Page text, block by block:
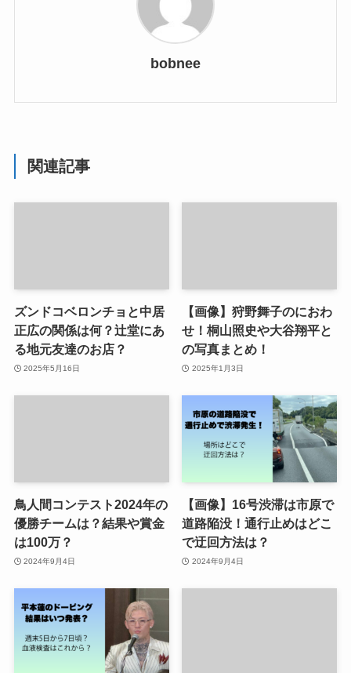
bobnee
関連記事
ズンドコベロンチョと中居
正広の関係は何？辻堂にあ
る地元友達のお店？
2025年5月16日
【画像】狩野舞子のにおわ
せ！桐山照史や大谷翔平と
の写真まとめ！
2025年1月3日
鳥人間コンテスト2024年の
優勝チームは？結果や賞金
は100万？
2024年9月4日
【画像】16号渋滞は市原で
道路陥没！通行止めはどこ
で迂回方法は？
2024年9月4日